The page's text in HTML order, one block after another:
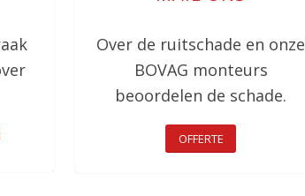
Over de ruitschade en onze
BOVAG monteurs
beoordelen de schade.
OFFERTE